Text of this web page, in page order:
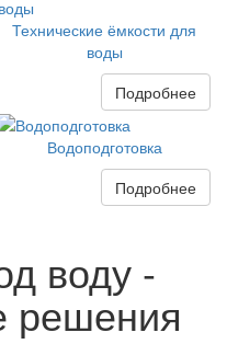
Технические ёмкости для
воды
Подробнее
Водоподготовка
Подробнее
воду -
решения